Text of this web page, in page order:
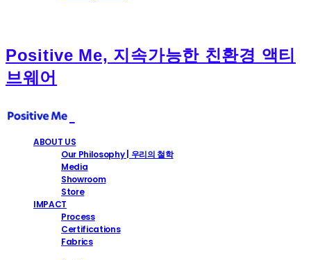
Positive Me, 지속가능한 친환경 액티
브웨어
ABOUT US
Our Philosophy | 우리의 철학
Media
Showroom
Store
IMPACT
Process
Certifications
Fabrics